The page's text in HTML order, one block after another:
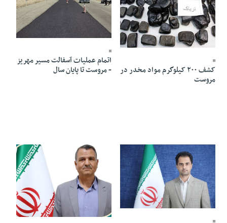
02 Ordibehesht 1404 - 17:44
کشف ۲۰۰ کیلوگرم مواد مخدر در
مروست
اتمام عملیات آسفالت مسیر مهریز
- مروست تا پایان سال
25 Azar 1403 - 00:32
25 Azar 1403 - 00:29